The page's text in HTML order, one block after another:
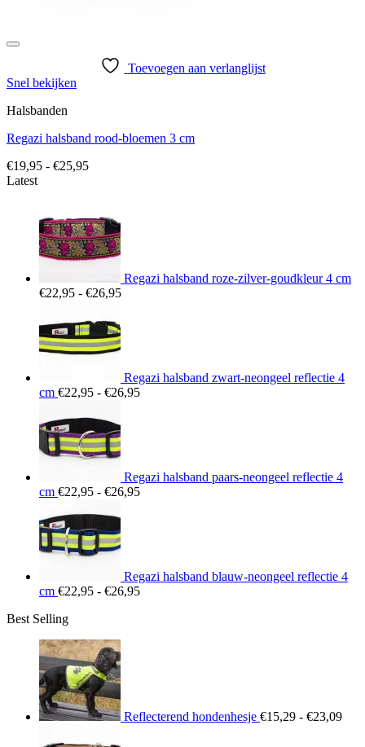
Toevoegen aan verlanglijst
Snel bekijken
Halsbanden
Regazi halsband rood-bloemen 3 cm
€19,95 - €25,95Prijsklasse:
Latest
Regazi halsband roze-zilver-goudkleur 4 cm
€22,95 - €26,95Prijsklasse:
Regazi halsband zwart-neongeel reflectie 4
cm €22,95 - €26,95Prijsklasse:
Regazi halsband paars-neongeel reflectie 4
cm €22,95 - €26,95Prijsklasse:
Regazi halsband blauw-neongeel reflectie 4
cm €22,95 - €26,95Prijsklasse:
Best Selling
Reflecterend hondenhesje €15,29 - €23,09